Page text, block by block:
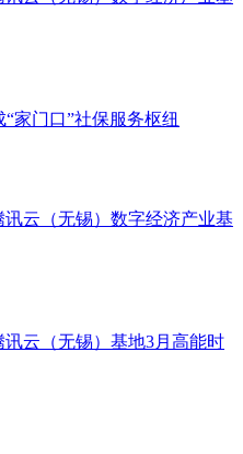
家门口”社保服务枢纽
云（无锡）数字经济产业基
云（无锡）基地3月高能时